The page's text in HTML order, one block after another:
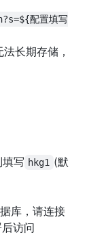
配置填写
长期存储，
填写 hkg1 (默
库，请连接
访问